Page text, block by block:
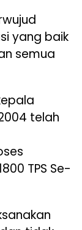
yang baik
semua
telah
TPS Se-